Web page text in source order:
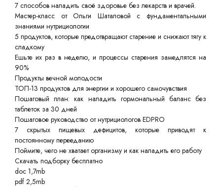
7 способов наладить своё здоровье без лекарств и врачей.
Мастер-класс от Ольги Шаталовой с фундаментальными
знаниями нутрициологии
5 продуктов, которые предотвращают старение и снижают тягу к
сладкому
Ешьте их раз в неделю, и процессы старения замедлятся на
90%
Продукты вечной молодости
ТОП-13 продуктов для энергии и хорошего самочувствия
Пошаговый план: как наладить гормональный баланс без
таблеток за 30 дней
Пошаговое руководство от нутрициологов EDPRO
7 скрытых пищевых дефицитов, которые приводят к
постоянному перееданию
Поймите, чего не хватает организму и как наладить его работу
Скачать подборку бесплатно
doc 1,7mb
pdf 2,5mb